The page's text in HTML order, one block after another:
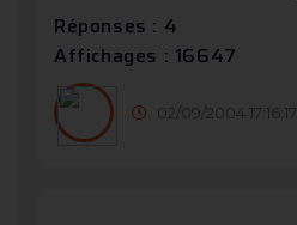
Réponses : 4
Affichages : 16647
02/09/2004 17:16:17